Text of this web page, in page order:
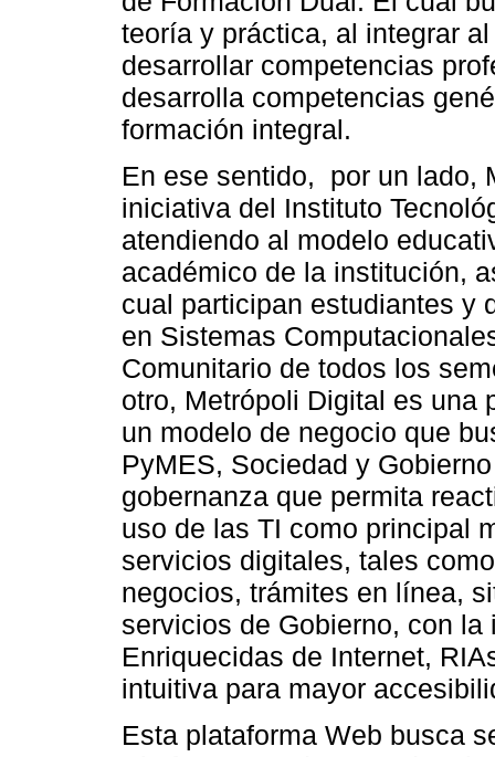
teoría y práctica, al integrar
desarrollar competencias
desarrolla competencias
formación integral.
En ese sentido, por un lado,
iniciativa del Instituto
atendiendo al modelo
académico de la institución,
cual participan estudiantes y
en Sistemas
Comunitario de todos los
otro, Metrópoli Digital es una
un modelo de negocio que
PyMES, Sociedad y
gobernanza que permita
uso de las TI como principal
servicios digitales, tales
negocios, trámites en línea,
servicios de Gobierno, con
Enriquecidas de Internet,
intuitiva para mayor
Esta plataforma Web busca